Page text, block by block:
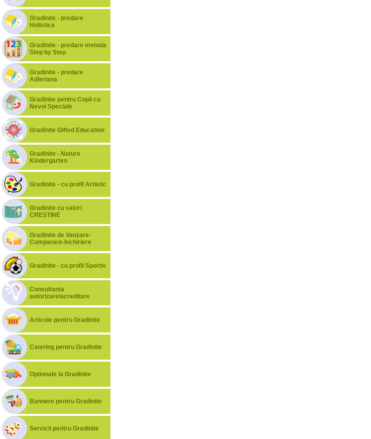
Gradinite - predare
Holistica
Gradinite - predare metoda
Step by Step
Gradinite - predare
Adleriana
Gradinite pentru Copii cu
Nevoi Speciale
Gradinite Gifted Education
Gradinite - Nature
Kindergarten
Gradinite - cu profil Artistic
Gradinite cu valori
CRESTINE
Gradinite de Vanzare-
Cumparare-Inchiriere
Gradinite - cu profil Sportiv
Consultanta
autorizare/acreditare
Articole pentru Gradinite
Catering pentru Gradinite
Optionale la Gradinite
Bannere pentru Gradinite
Servicii pentru Gradinite